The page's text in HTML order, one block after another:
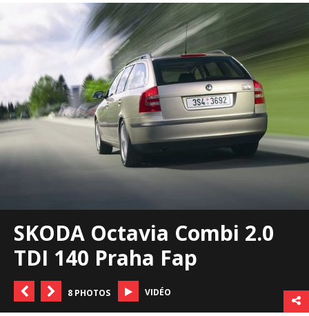
SKODA Octavia Combi 2.0
TDI 140 Praha Fap
8 PHOTOS VIDÉO